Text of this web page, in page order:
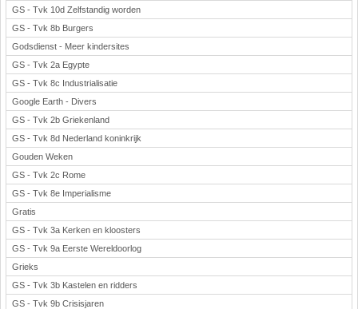
GS - Tvk 10d Zelfstandig worden
GS - Tvk 8b Burgers
Godsdienst - Meer kindersites
GS - Tvk 2a Egypte
GS - Tvk 8c Industrialisatie
Google Earth - Divers
GS - Tvk 2b Griekenland
GS - Tvk 8d Nederland koninkrijk
Gouden Weken
GS - Tvk 2c Rome
GS - Tvk 8e Imperialisme
Gratis
GS - Tvk 3a Kerken en kloosters
GS - Tvk 9a Eerste Wereldoorlog
Grieks
GS - Tvk 3b Kastelen en ridders
GS - Tvk 9b Crisisjaren